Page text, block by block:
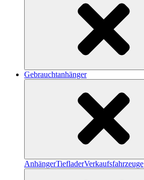
Gebrauchtanhänger
AnhängerTiefladerVerkaufsfahrzeuge